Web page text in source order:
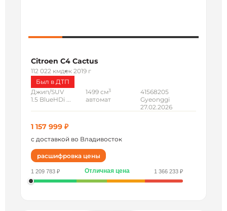
Citroen C4 Cactus
112 022 кмдек 2019 г
Был в ДТП
Джип/SUV
1.5 BlueHDi ...
1499 см3
автомат
41568205
Gyeonggi
27.02.2026
1 157 999 ₽
с доставкой во Владивосток
расшифровка цены
1 209 783 ₽ Отличная цена 1 366 233 ₽